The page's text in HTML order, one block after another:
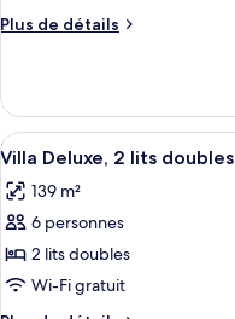
chambre :
très
grand
lit,
balcon,
vue
montagne
Plus de détails
Plus
le
type
de
Suite
Exécutive,
très
grand
Afficher
toutes
les
photos
pour
ce
type
7
Villa Deluxe, 2 lits doubles
139 m²
6 personnes
2 lits doubles
Wi-Fi gratuit